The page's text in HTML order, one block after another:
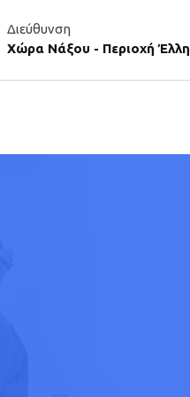
Διεύθυνση
Χώρα Νάξου - Περιοχή Έλλη